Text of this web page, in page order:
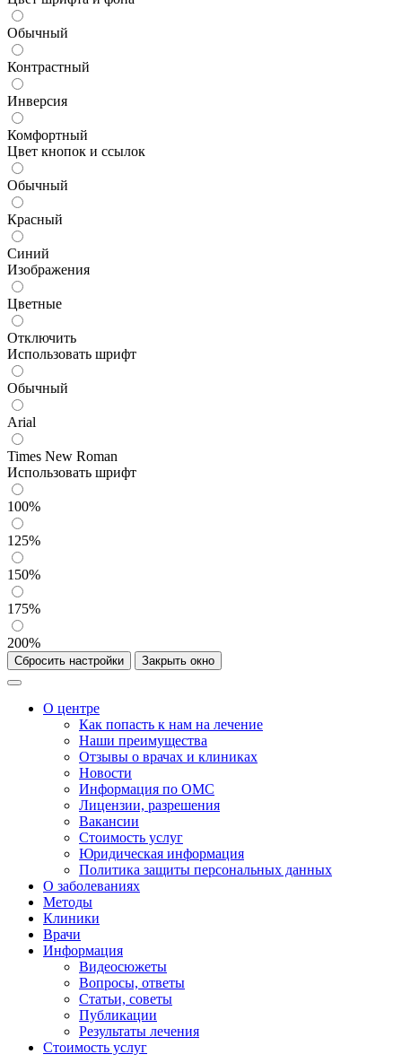
Обычный
Контрастный
Инверсия
Комфортный
Цвет кнопок и ссылок
Обычный
Красный
Синий
Изображения
Цветные
Отключить
Использовать шрифт
Обычный
Arial
Times New Roman
Использовать шрифт
100%
125%
150%
175%
200%
Сбросить настройки Закрыть окно
О центре
Как попасть к нам на лечение
Наши преимущества
Отзывы о врачах и клиниках
Новости
Информация по ОМС
Лицензии, разрешения
Вакансии
Стоимость услуг
Юридическая информация
Политика защиты персональных данных
О заболеваниях
Методы
Клиники
Врачи
Информация
Видеосюжеты
Вопросы, ответы
Статьи, советы
Публикации
Результаты лечения
Стоимость услуг